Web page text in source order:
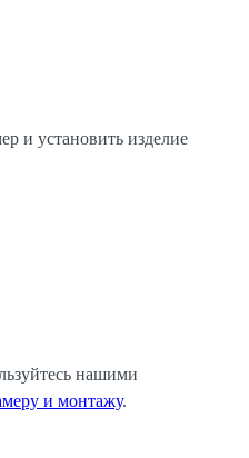
и установить изделие
нашими
и монтажу.